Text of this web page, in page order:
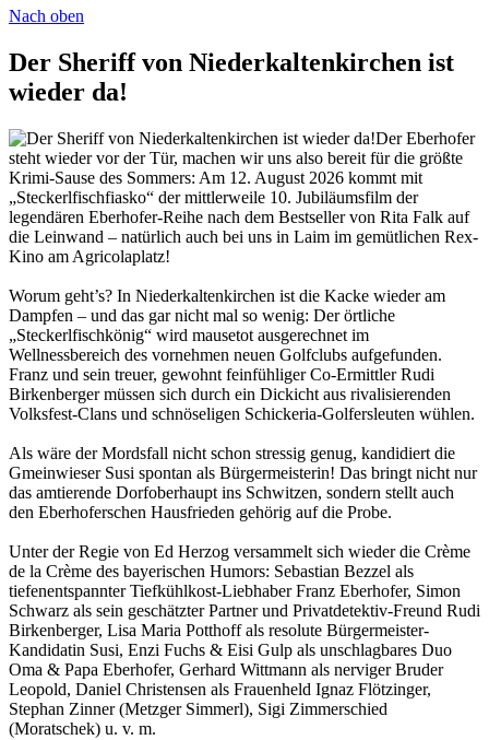
Nach oben
Der Sheriff von Niederkaltenkirchen ist
wieder da!
Der Eberhofer
steht wieder vor der Tür, machen wir uns also bereit für die größte
Krimi-Sause des Sommers: Am 12. August 2026 kommt mit
„Steckerlfischfiasko“ der mittlerweile 10. Jubiläumsfilm der
legendären Eberhofer-Reihe nach dem Bestseller von Rita Falk auf
die Leinwand – natürlich auch bei uns in Laim im gemütlichen Rex-
Kino am Agricolaplatz!
Worum geht’s? In Niederkaltenkirchen ist die Kacke wieder am
Dampfen – und das gar nicht mal so wenig: Der örtliche
„Steckerlfischkönig“ wird mausetot ausgerechnet im
Wellnessbereich des vornehmen neuen Golfclubs aufgefunden.
Franz und sein treuer, gewohnt feinfühliger Co-Ermittler Rudi
Birkenberger müssen sich durch ein Dickicht aus rivalisierenden
Volksfest-Clans und schnöseligen Schickeria-Golfersleuten wühlen.
Als wäre der Mordsfall nicht schon stressig genug, kandidiert die
Gmeinwieser Susi spontan als Bürgermeisterin! Das bringt nicht nur
das amtierende Dorfoberhaupt ins Schwitzen, sondern stellt auch
den Eberhoferschen Hausfrieden gehörig auf die Probe.
Unter der Regie von Ed Herzog versammelt sich wieder die Crème
de la Crème des bayerischen Humors: Sebastian Bezzel als
tiefenentspannter Tiefkühlkost-Liebhaber Franz Eberhofer, Simon
Schwarz als sein geschätzter Partner und Privatdetektiv-Freund Rudi
Birkenberger, Lisa Maria Potthoff als resolute Bürgermeister-
Kandidatin Susi, Enzi Fuchs & Eisi Gulp als unschlagbares Duo
Oma & Papa Eberhofer, Gerhard Wittmann als nerviger Bruder
Leopold, Daniel Christensen als Frauenheld Ignaz Flötzinger,
Stephan Zinner (Metzger Simmerl), Sigi Zimmerschied
(Moratschek) u. v. m.